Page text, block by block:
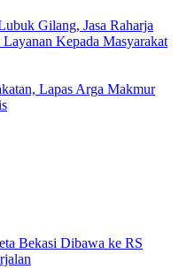
Gilang, Jasa Raharja
Kepada Masyarakat
Lapas Arga Makmur
Bekasi Dibawa ke RS